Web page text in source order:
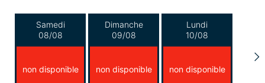
Samedi
08/08
non disponible
Dimanche
09/08
non disponible
Lundi
10/08
non disponible